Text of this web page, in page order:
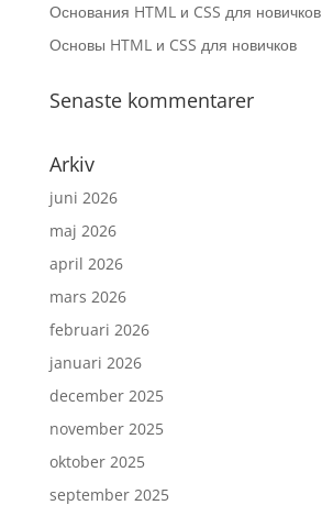
Основания HTML и CSS для новичков
Основы HTML и CSS для новичков
Senaste kommentarer
Arkiv
juni 2026
maj 2026
april 2026
mars 2026
februari 2026
januari 2026
december 2025
november 2025
oktober 2025
september 2025